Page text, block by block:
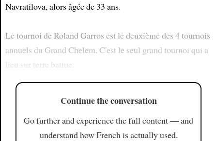
Navratilova, alors âgée de 33 ans.
Le tournoi de Roland Garros est le deuxième des 4 tournois
annuels du Grand Chelem. C'est le seul grand tournoi qui a
lieu sur terre battue.
Continue the conversation
Go further and experience the full content — and
understand how French is actually used.